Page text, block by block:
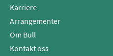
Karriere
Arrangementer
Om Bull
Kontakt oss